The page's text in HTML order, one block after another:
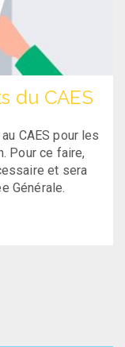
du CAES
CAES pour les
Pour ce faire,
et sera
Générale.